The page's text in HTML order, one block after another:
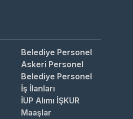
Belediye Personel
Askeri Personel
Belediye Personel
İş İlanları
İUP Alımı İŞKUR
Maaşlar